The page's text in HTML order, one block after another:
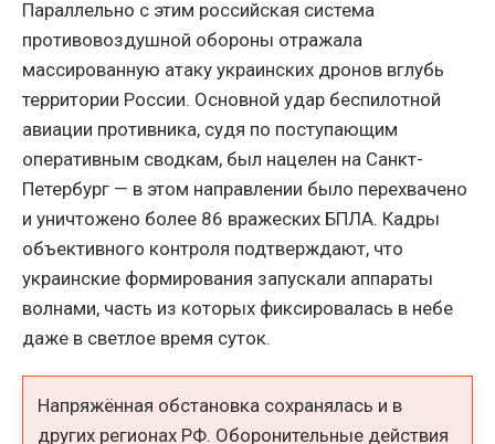
Параллельно с этим российская система
противовоздушной обороны отражала
массированную атаку украинских дронов вглубь
территории России. Основной удар беспилотной
авиации противника, судя по поступающим
оперативным сводкам, был нацелен на Санкт-
Петербург — в этом направлении было перехвачено
и уничтожено более 86 вражеских БПЛА. Кадры
объективного контроля подтверждают, что
украинские формирования запускали аппараты
волнами, часть из которых фиксировалась в небе
даже в светлое время суток.
Напряжённая обстановка сохранялась и в
других регионах РФ. Оборонительные действия